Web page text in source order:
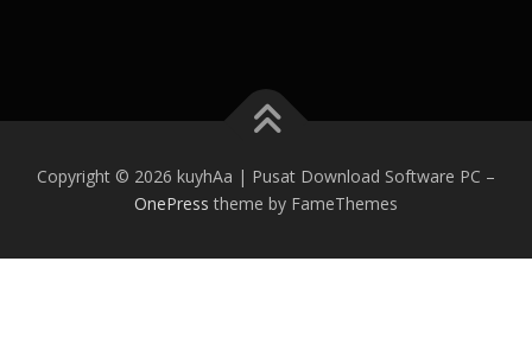
Copyright © 2026 kuyhAa | Pusat Download Software PC –
OnePress theme by FameThemes